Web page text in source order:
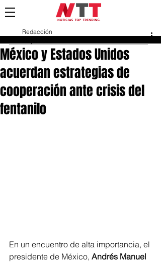
México y Estados Unidos
acuerdan estrategias de
cooperación ante crisis del
fentanilo
Redacción
En un encuentro de alta importancia, el
presidente de México, Andrés Manuel